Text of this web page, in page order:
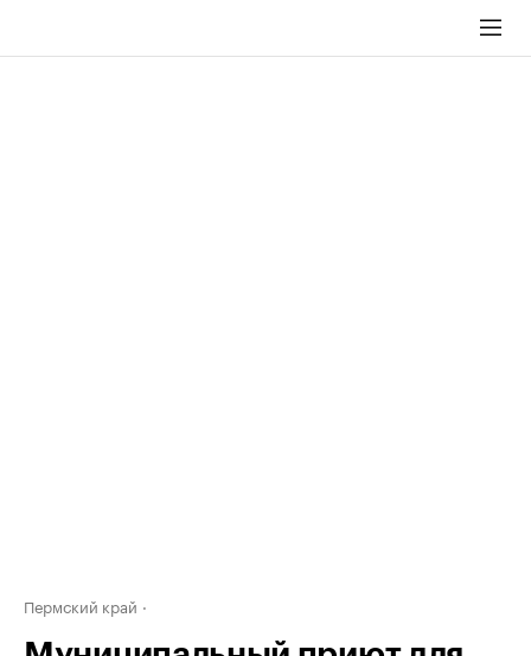
Пермский край